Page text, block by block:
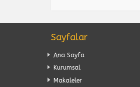
Sayfalar
Ana Sayfa
Kurumsal
Makaleler